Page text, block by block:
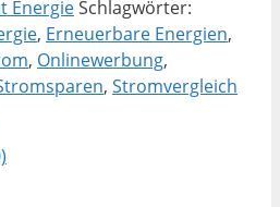
EnergieSchlagwörter:
, Erneuerbare Energien,
, Onlinewerbung,
, Stromvergleich